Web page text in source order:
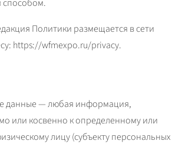
Политики размещается в сети
https://wfmexpo.ru/privacy.
данные — любая информация,
или косвенно к определенному или
лицу (субъекту персональных